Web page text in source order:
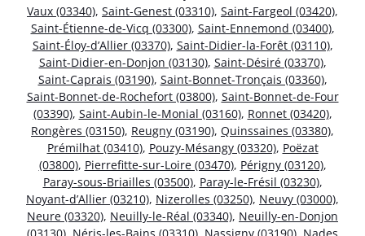
Vaux (03340), Saint-Genest (03310), Saint-Fargeol (03420),
Saint-Étienne-de-Vicq (03300), Saint-Ennemond (03400),
Saint-Éloy-d’Allier (03370), Saint-Didier-la-Forêt (03110),
Saint-Didier-en-Donjon (03130), Saint-Désiré (03370),
Saint-Caprais (03190), Saint-Bonnet-Tronçais (03360),
Saint-Bonnet-de-Rochefort (03800), Saint-Bonnet-de-Four
(03390), Saint-Aubin-le-Monial (03160), Ronnet (03420),
Rongères (03150), Reugny (03190), Quinssaines (03380),
Prémilhat (03410), Pouzy-Mésangy (03320), Poëzat
(03800), Pierrefitte-sur-Loire (03470), Périgny (03120),
Paray-sous-Briailles (03500), Paray-le-Frésil (03230),
Noyant-d’Allier (03210), Nizerolles (03250), Neuvy (03000),
Neure (03320), Neuilly-le-Réal (03340), Neuilly-en-Donjon